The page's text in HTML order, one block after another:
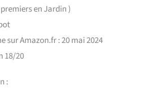
en Jardin )
sur Amazon.fr : 20 mai 2024
18/20
: